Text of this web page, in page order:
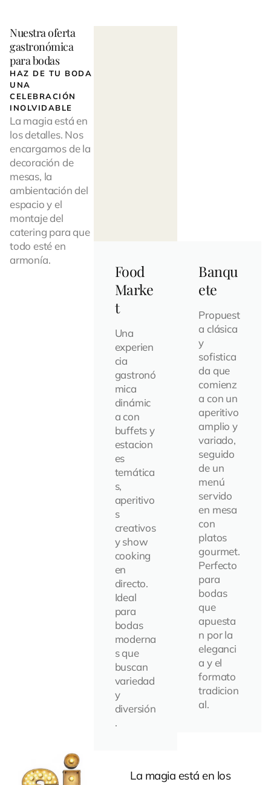
Nuestra oferta
gastronómica
para bodas
HAZ DE TU BODA
UNA
CELEBRACIÓN
INOLVIDABLE
La magia está en
los detalles. Nos
encargamos de la
decoración de
mesas, la
ambientación del
espacio y el
montaje del
catering para que
todo esté en
armonía.
Food
Marke
t
Una
experien
cia
gastronó
mica
dinámic
a con
buffets y
estacion
es
temática
s,
aperitivo
s
creativos
y show
cooking
en
directo.
Ideal
para
bodas
moderna
s que
buscan
variedad
y
diversión
.
Banqu
ete
Propuest
a clásica
y
sofistica
da que
comienz
a con un
aperitivo
amplio y
variado,
seguido
de un
menú
servido
en mesa
con
platos
gourmet.
Perfecto
para
bodas
que
apuesta
n por la
eleganci
a y el
formato
tradicion
al.
La magia está en los